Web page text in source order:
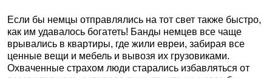
Если бы немцы отправлялись на тот свет также быстро,
как им удавалось богатеть! Банды немцев все чаще
врывались в квартиры, где жили евреи, забирая все
ценные вещи и мебель и вывозя их грузовиками.
Охваченные страхом люди старались избавляться от